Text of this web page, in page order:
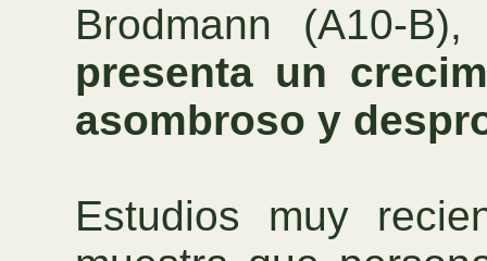
Brodmann (A10-
presenta un
asombroso y
Estudios muy